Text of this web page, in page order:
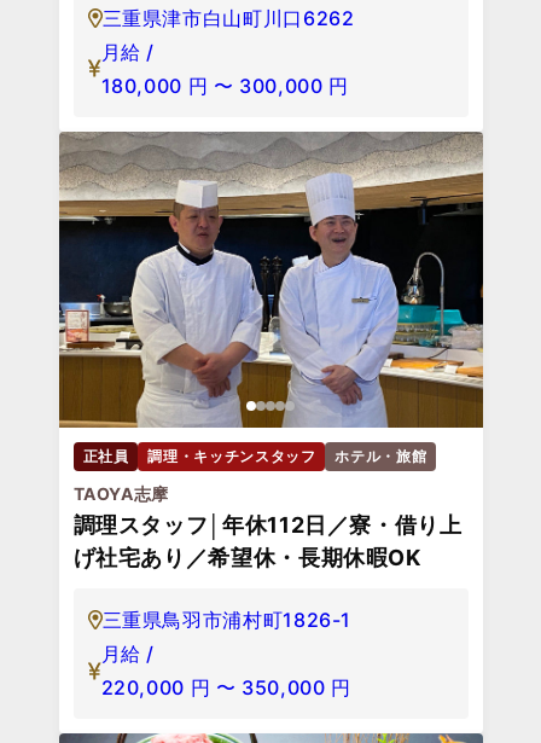
三重県津市白山町川口6262
月給 /
180,000 円 〜 300,000 円
正社員 調理・キッチンスタッフ ホテル・旅館
TAOYA志摩
調理スタッフ│年休112日／寮・借り上
げ社宅あり／希望休・長期休暇OK
三重県鳥羽市浦村町1826-1
月給 /
220,000 円 〜 350,000 円